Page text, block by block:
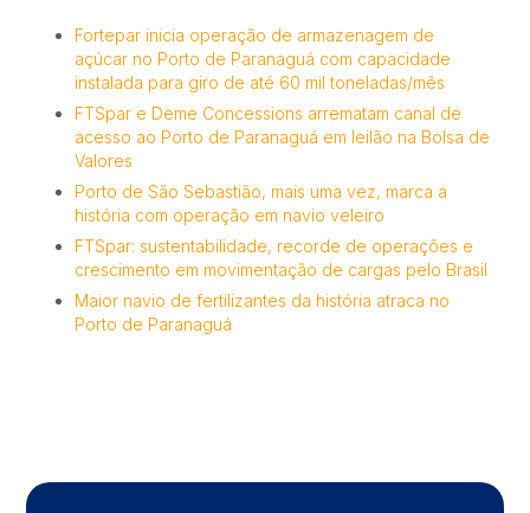
Fortepar inicia operação de armazenagem de
açúcar no Porto de Paranaguá com capacidade
instalada para giro de até 60 mil toneladas/mês
FTSpar e Deme Concessions arrematam canal de
acesso ao Porto de Paranaguá em leilão na Bolsa de
Valores
Porto de São Sebastião, mais uma vez, marca a
história com operação em navio veleiro
FTSpar: sustentabilidade, recorde de operações e
crescimento em movimentação de cargas pelo Brasil
Maior navio de fertilizantes da história atraca no
Porto de Paranaguá